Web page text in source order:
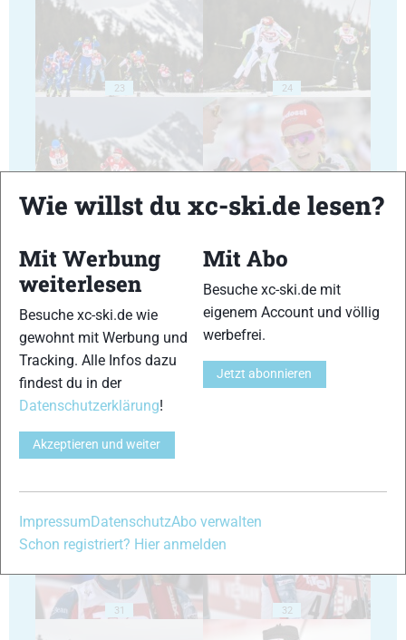
23 24
25 26
31 32
Wie willst du xc-ski.de lesen?
Mit Werbung
weiterlesen
Besuche xc-ski.de wie
gewohnt mit Werbung und
Tracking. Alle Infos dazu
findest du in der
Datenschutzerklärung!
Akzeptieren und weiter
Mit Abo
Besuche xc-ski.de mit
eigenem Account und völlig
werbefrei.
Jetzt abonnieren
Impressum DatenschutzAbo verwalten
Schon registriert? Hier anmelden